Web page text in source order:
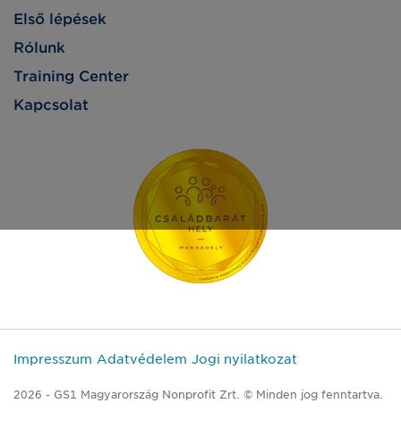
Első lépések
Rólunk
Training Center
Kapcsolat
Impresszum Adatvédelem Jogi nyilatkozat
2026 - GS1 Magyarország Nonprofit Zrt. © Minden jog fenntartva.